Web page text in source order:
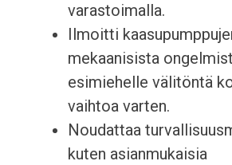
varastoimalla.
Ilmoitti
mekaanisista
esimiehelle välitöntä
vaihtoa varten.
Noudattaa
kuten asianmukaisia